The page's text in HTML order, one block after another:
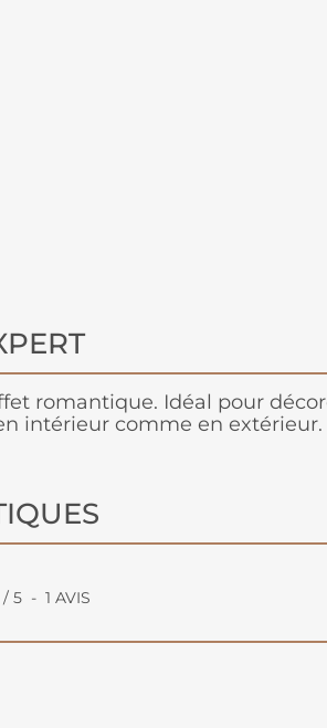
romantique. Idéal pour
intérieur comme en extérieur.
/ 5 - 1 AVIS